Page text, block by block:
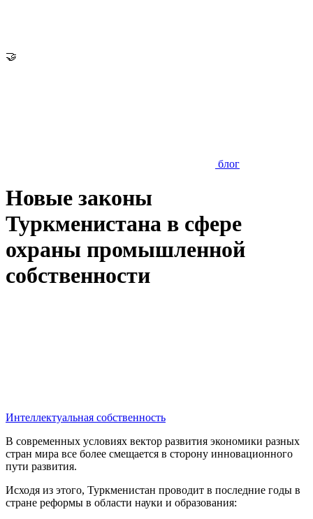
🤝
блог
Новые законы
Туркменистана в сфере
охраны промышленной
собственности
Интеллектуальная собственность
В современных условиях вектор развития экономики разных
стран мира все более смещается в сторону инновационного
пути развития.
Исходя из этого, Туркменистан проводит в последние годы в
стране реформы в области науки и образования: